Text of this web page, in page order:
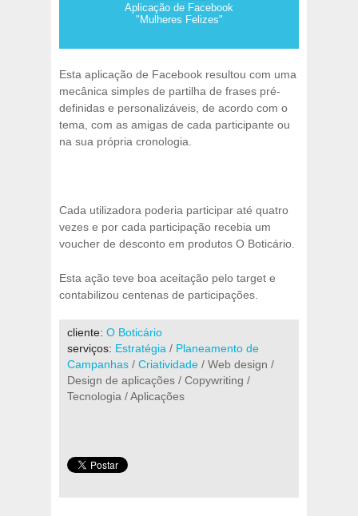
Aplicação de Facebook
"Mulheres Felizes"
Esta aplicação de Facebook resultou com uma
mecânica simples de partilha de frases pré-
definidas e personalizáveis, de acordo com o
tema, com as amigas de cada participante ou
na sua própria cronologia.
Cada utilizadora poderia participar até quatro
vezes e por cada participação recebia um
voucher de desconto em produtos O Boticário.
Esta ação teve boa aceitação pelo target e
contabilizou centenas de participações.
cliente: O Boticário
serviços: Estratégia / Planeamento de
Campanhas / Criatividade / Web design /
Design de aplicações / Copywriting /
Tecnologia / Aplicações